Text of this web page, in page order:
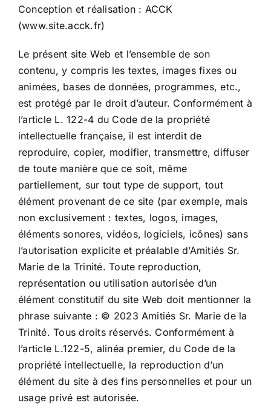
Conception et réalisation : ACCK
(www.site.acck.fr)
Le présent site Web et l’ensemble de son
contenu, y compris les textes, images fixes ou
animées, bases de données, programmes, etc.,
est protégé par le droit d’auteur. Conformément à
l’article L. 122-4 du Code de la propriété
intellectuelle française, il est interdit de
reproduire, copier, modifier, transmettre, diffuser
de toute manière que ce soit, même
partiellement, sur tout type de support, tout
élément provenant de ce site (par exemple, mais
non exclusivement : textes, logos, images,
éléments sonores, vidéos, logiciels, icônes) sans
l’autorisation explicite et préalable d’Amitiés Sr.
Marie de la Trinité. Toute reproduction,
représentation ou utilisation autorisée d’un
élément constitutif du site Web doit mentionner la
phrase suivante : © 2023 Amitiés Sr. Marie de la
Trinité. Tous droits réservés. Conformément à
l’article L.122-5, alinéa premier, du Code de la
propriété intellectuelle, la reproduction d’un
élément du site à des fins personnelles et pour un
usage privé est autorisée.